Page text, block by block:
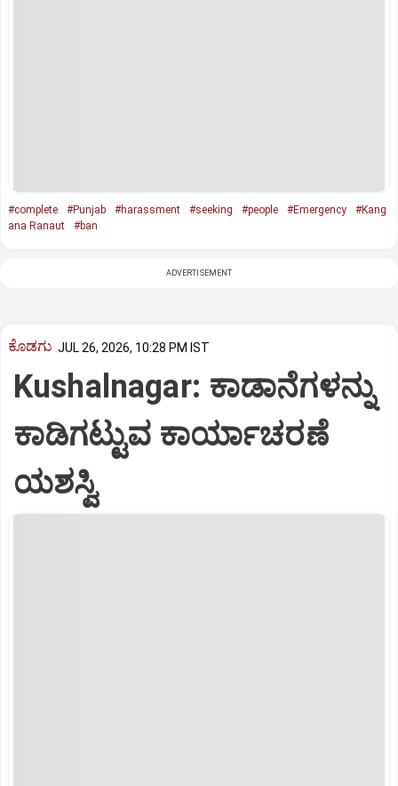
#complete #Punjab #harassment #seeking #people #Emergency
#Kang
ana Ranaut
#ban
ADVERTISEMENT
ಕೊಡಗು JUL 26, 2026, 10:28 PM IST
Kushalnagar: ಕಾಡಾನೆಗಳನ್ನು
ಕಾಡಿಗಟ್ಟುವ ಕಾರ್ಯಾಚರಣೆ
ಯಶಸ್ವಿ